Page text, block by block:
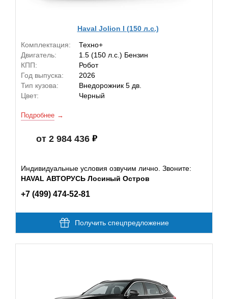
Haval Jolion I (150 л.с.)
Комплектация:
Техно+
Двигатель:
1.5 (150 л.с.) Бензин
КПП:
Робот
Год выпуска:
2026
Тип кузова:
Внедорожник 5 дв.
Цвет:
Черный
Подробнее
от 2 984 436
Индивидуальные условия озвучим лично. Звоните:
HAVAL АВТОРУСЬ Лосиный Остров
+7 (499) 474-52-81
Получить спецпредложение